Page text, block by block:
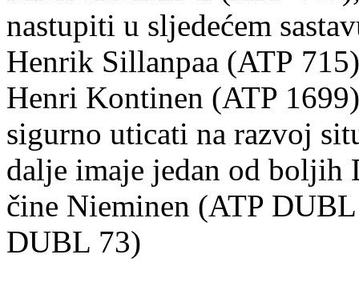
nastupiti u sljedećem
Henrik Sillanpaa (ATP
Henri Kontinen (ATP
sigurno uticati na razvoj
dalje imaje jedan od
čine Nieminen (ATP
DUBL 73)